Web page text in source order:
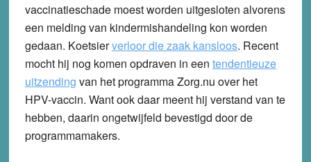
vaccinatieschade moest worden uitgesloten alvorens
een melding van kindermishandeling kon worden
gedaan. Koetsierverloor die zaak kansloos. Recent
mocht hij nog komen opdraven in een tendentieuze
uitzending van het programma Zorg.nu over het
HPV-vaccin. Want ook daar meent hij verstand van te
hebben, daarin ongetwijfeld bevestigd door de
programmamakers.